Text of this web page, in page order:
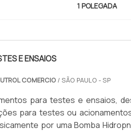
1 POLEGADA
E ENSAIOS
COMERCIO / SÃO PAULO - SP
para testes e ensaios,
para testes ou
por uma Bomba